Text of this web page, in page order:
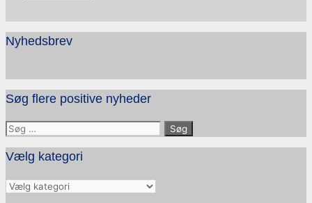
Nyhedsbrev
Søg flere positive nyheder
Søg
efter:
Vælg kategori
Vælg